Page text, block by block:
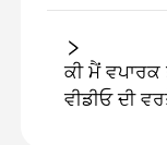
ਕੀ ਮੈਂ
ਵੀਡੀਓ ਦੀ